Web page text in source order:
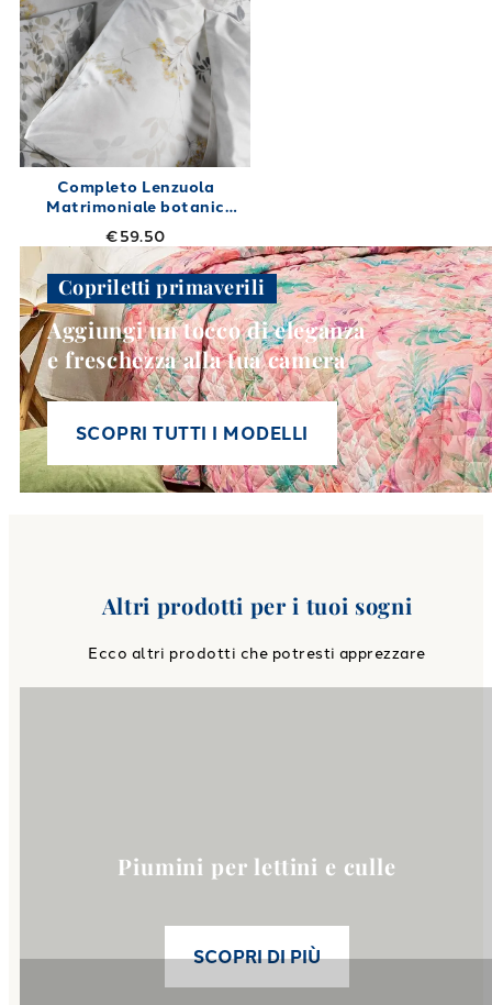
Completo Lenzuola
Matrimoniale botanic
Shabby Chic in Cotone
240X280
€59.50
Copriletti primaverili
Aggiungi un tocco di eleganza
e freschezza alla tua camera
SCOPRI TUTTI I MODELLI
Altri prodotti per i tuoi sogni
Ecco altri prodotti che potresti apprezzare
Piumini per lettini e culle
SCOPRI DI PIÙ
Link toParacolpi imbottiti